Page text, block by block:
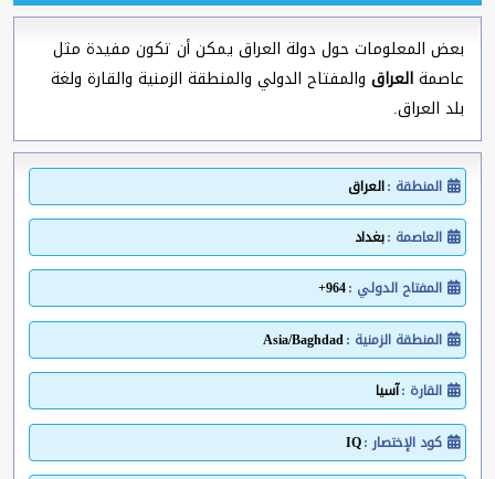
بعض المعلومات حول دولة العراق يمكن أن تكون مفيدة مثل
عاصمةالعراق والمفتاح الدولي والمنطقة الزمنية والقارة ولغة
بلد العراق.
المنطقة :العراق
العاصمة :بغداد
المفتاح الدولي :964+
المنطقة الزمنية :Asia/Baghdad
القارة :آسيا
كود الإختصار :IQ